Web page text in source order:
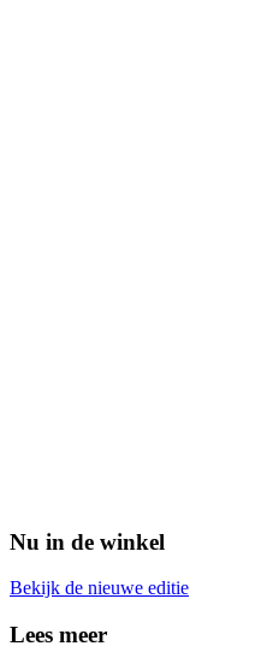
Nu in de winkel
Bekijk de nieuwe editie
Lees meer